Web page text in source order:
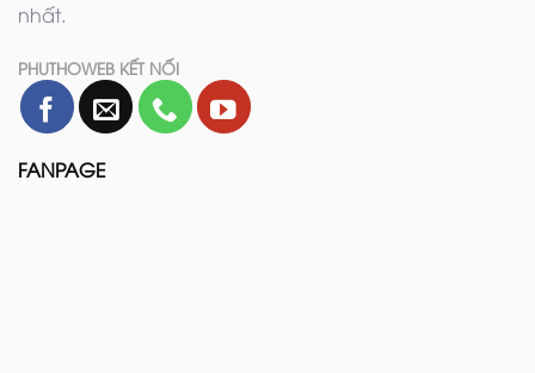
nhất.
PHUTHOWEB KẾT NỐI
FANPAGE